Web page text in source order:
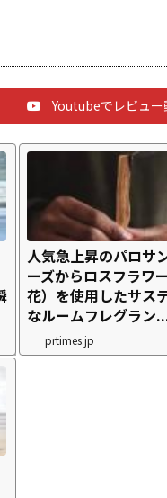
Youtubeでレビュー
人気急上昇のパロサ
ーズからロスフラワ
花）を使用したサス
なルームフレグラン
prtimes.jp